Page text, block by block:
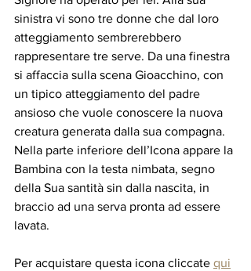
sinistra vi sono tre donne che dal loro
atteggiamento sembrerebbero
rappresentare tre serve. Da una finestra
si affaccia sulla scena Gioacchino, con
un tipico atteggiamento del padre
ansioso che vuole conoscere la nuova
creatura generata dalla sua compagna.
Nella parte inferiore dell’Icona appare la
Bambina con la testa nimbata, segno
della Sua santità sin dalla nascita, in
braccio ad una serva pronta ad essere
lavata.
Per acquistare questa icona cliccate qui